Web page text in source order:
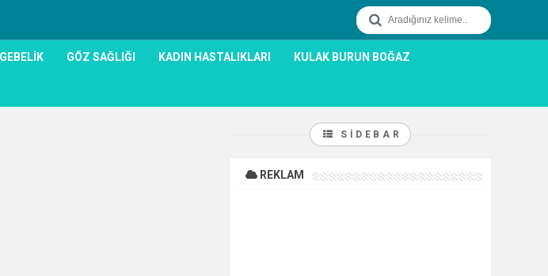
GEBELIK GÖZ SAĞLIĞI KADIN HASTALIKLARI KULAK BURUN BOĞAZ
SIDEBAR
REKLAM